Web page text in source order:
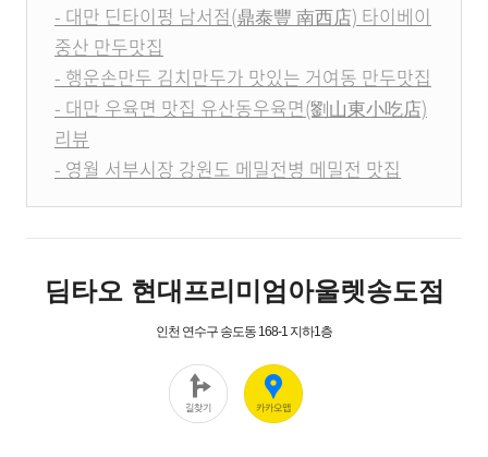
- 대만 딘타이펑 남서점(鼎泰豐 南西店) 타이베이
중산 만두맛집
- 행운손만두 김치만두가 맛있는 거여동 만두맛집
- 대만 우육면 맛집 유산동우육면(劉山東小吃店)
리뷰
- 영월 서부시장 강원도 메밀전병 메밀전 맛집